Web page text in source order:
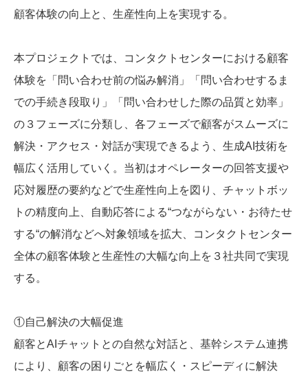
顧客体験の向上と、生産性向上を実現する。
本プロジェクトでは、コンタクトセンターにおける顧客
体験を「問い合わせ前の悩み解消」「問い合わせするま
での手続き段取り」「問い合わせした際の品質と効率」
の３フェーズに分類し、各フェーズで顧客がスムーズに
解決・アクセス・対話が実現できるよう、生成AI技術を
幅広く活用していく。当初はオペレーターの回答支援や
応対履歴の要約などで生産性向上を図り、チャットボッ
トの精度向上、自動応答による“つながらない・お待たせ
する“の解消などへ対象領域を拡大、コンタクトセンター
全体の顧客体験と生産性の大幅な向上を３社共同で実現
する。
①自己解決の大幅促進
顧客とAIチャットとの自然な対話と、基幹システム連携
により、顧客の困りごとを幅広く・スピーディに解決